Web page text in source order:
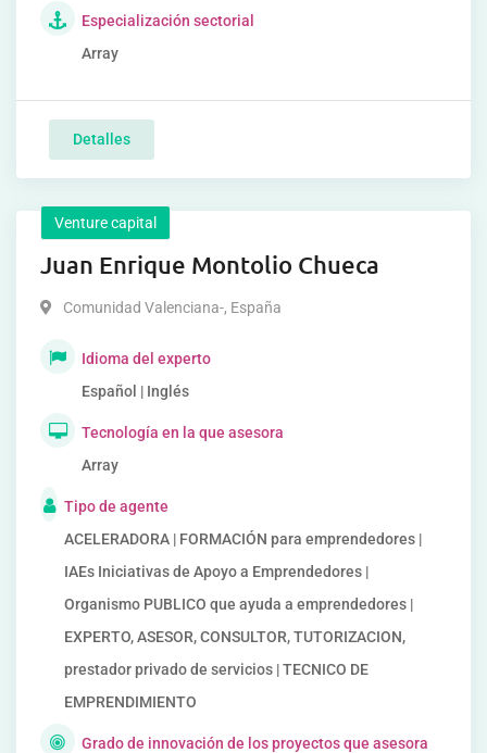
Especialización sectorial
Array
Detalles
Venture capital
Juan Enrique Montolio Chueca
Comunidad Valenciana-, España
Idioma del experto
Español | Inglés
Tecnología en la que asesora
Array
Tipo de agente
ACELERADORA | FORMACIÓN para emprendedores |
IAEs Iniciativas de Apoyo a Emprendedores |
Organismo PUBLICO que ayuda a emprendedores |
EXPERTO, ASESOR, CONSULTOR, TUTORIZACION,
prestador privado de servicios | TECNICO DE
EMPRENDIMIENTO
Grado de innovación de los proyectos que asesora